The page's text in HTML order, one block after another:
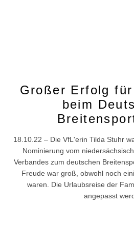
Großer Erfolg
beim
18.10.22 – Die VfL'erin Tilda Stuhr
Nominierung vom
Verbandes zum deutschen
Freude war groß, obwohl noch
waren. Die Urlaubsreise der
angepasst